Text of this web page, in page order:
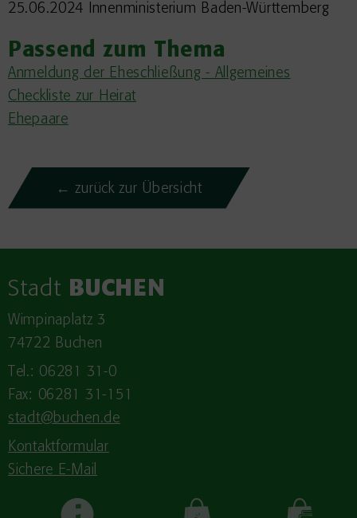
25.06.2024 Innenministerium Baden-Württemberg
Passend zum Thema
Anmeldung der Eheschließung - Allgemeines
Checkliste zur Heirat
Ehepaare
← zurück zur Übersicht
Stadt BUCHEN
Wimpinaplatz 3
74722 Buchen
Tel.: 06281 31-0
Fax: 06281 31-151
stadt@buchen.de
Kontaktformular
Sichere E-Mail